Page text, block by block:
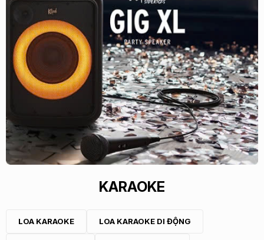
KARAOKE
LOA KARAOKE LOA KARAOKE DI ĐỘNG